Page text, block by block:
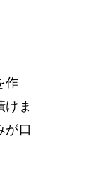
作
ま
口